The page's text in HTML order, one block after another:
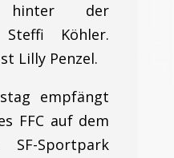
der
Steffi Köhler.
Lilly Penzel.
empfängt
FFC auf dem
Sportpark